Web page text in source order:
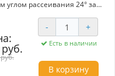
углом рассеивания 24° за
бренда Bridgelux, 3
бронзовый,
> 90.
- +
Есть в наличии
В корзину